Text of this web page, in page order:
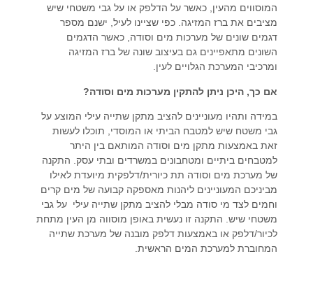
המוסווים מהעין, כאשר על הדלפק או על גבי משטחי שיש
מציבים את ברז המזיגה. כפי שציינו לעיל, ישנם מספר
דגמים שונים של מערכות מים וסודה, כאשר הדגמים
השונים מתאפיינים גם בעיצוב שונה של ברז המזיגה
ומרכיבי המערכת הגלויים לעין.
אם כך, היכן ניתן להתקין מערכות מים וסודה?
במידה ותהיו מעוניינים להציב מתקן שתייה עילי המוצע על
גבי משטח שיש למטבח הביתי או המוסדי, תוכלו לעשות
זאת באמצעות מתקן מים וסודה המותאם בין היתר
למטבחים ביתיים ומטחבונים במשרדים ובתי עסק. התקנה
של מערכת מים וסודה תת כיורית/דלפקית מיועדת לאילו
מביניכם המעוניינים ליהנות מאספקה קבועה של מים קרים
וחמים לצד מי סודה מבלי להציב מתקן שתייה עילי על גבי
משטחי שיש. התקנה זו נעשית באופן מוסווה מן העין מתחת
לכיור/דלפק או באמצעות דלפק מובנה של מערכת שתייה
המחוברת למערכת המים הראשית.